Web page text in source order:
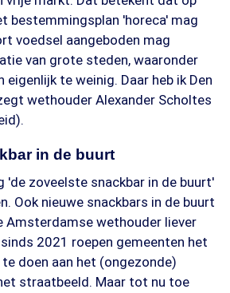
bestemmingsplan 'horeca' mag
voedsel aangeboden mag
van grote steden, waaronder
eigenlijk te weinig. Daar heb ik Den
wethouder Alexander Scholtes
in de buurt
'de zoveelste snackbar in de buurt'
Ook nieuwe snackbars in de buurt
Amsterdamse wethouder liever
2021 roepen gemeenten het
doen aan het (ongezonde)
straatbeeld. Maar tot nu toe